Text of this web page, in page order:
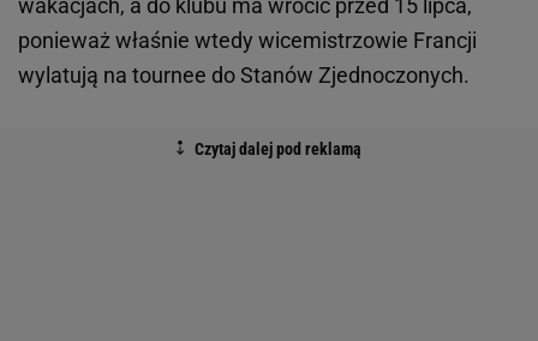
wakacjach, a do klubu ma wrócić przed 15 lipca,
ponieważ właśnie wtedy wicemistrzowie Francji
wylatują na tournee do Stanów Zjednoczonych.